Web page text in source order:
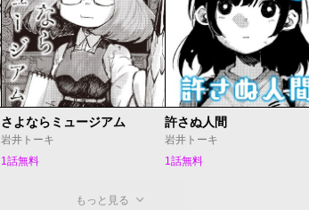
さよならミュージアム
岩井トーキ
1話無料
許さぬ人間
岩井トーキ
1話無料
もっと見る